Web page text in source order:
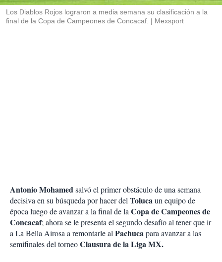
r
Los Diablos Rojos lograron a media semana su clasificación a la
final de la Copa de Campeones de Concacaf.
Mexsport
Antonio Mohamedsalvó el primer obstáculo de una semana
decisiva en su búsqueda por hacer delTolucaun equipo de
época luego de avanzar a la final de laCopa de Campeones de
Concacaf; ahora se le presenta el segundo desafío al tener que ir
a La Bella Airosa a remontarle alPachucapara avanzar a las
semifinales del torneoClausura de la Liga MX.